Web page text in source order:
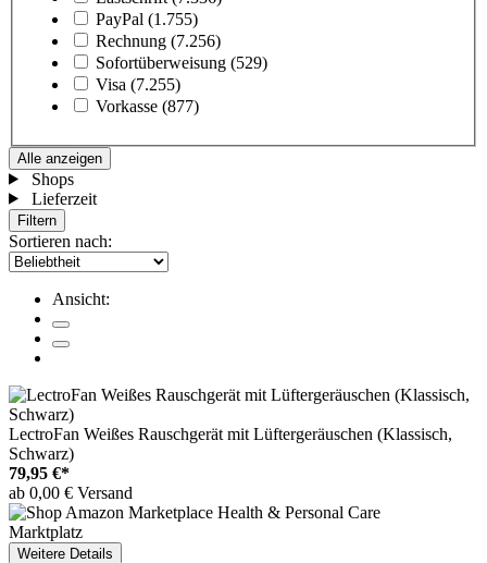
PayPal (1.755)
Rechnung (7.256)
Sofortüberweisung (529)
Visa (7.255)
Vorkasse (877)
Alle anzeigen
Shops
Lieferzeit
Filtern
Sortieren nach:
Ansicht:
LectroFan Weißes Rauschgerät mit Lüftergeräuschen (Klassisch,
Schwarz)
79,95 €*
ab 0,00 € Versand
Marktplatz
Weitere Details